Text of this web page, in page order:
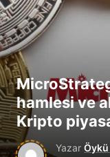
hamlesi ve
Kripto
Yazar Öykü